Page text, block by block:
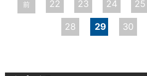
ー
前 22 23 24 25
28 29 30